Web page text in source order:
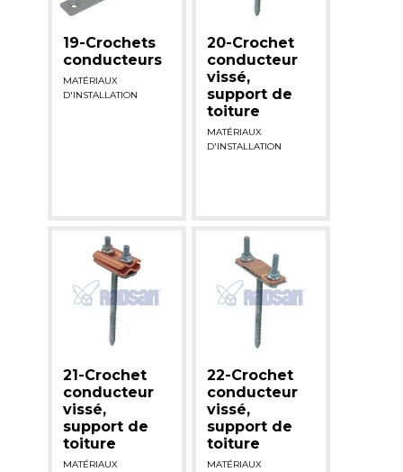
19-Crochets
conducteurs
MATÉRIAUX
D'INSTALLATION
20-Crochet
conducteur
vissé,
support de
toiture
MATÉRIAUX
D'INSTALLATION
21-Crochet
conducteur
vissé,
support de
toiture
MATÉRIAUX
22-Crochet
conducteur
vissé,
support de
toiture
MATÉRIAUX